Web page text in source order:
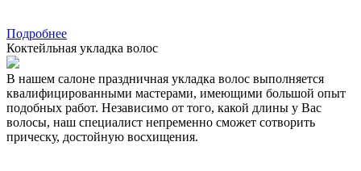
Подробнее
Коктейльная укладка волос
В нашем салоне праздничная укладка волос выполняется
квалифицированными мастерами, имеющими большой опыт
подобных работ. Независимо от того, какой длины у Вас
волосы, наш специалист непременно сможет сотворить
прическу, достойную восхищения.